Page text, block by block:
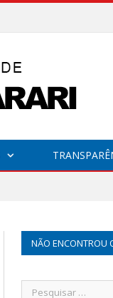
NÃO ENCONTROU